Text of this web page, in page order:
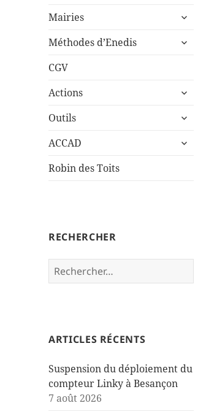
sous-
Mairies
ouvrir
sous-
Méthodes d’Enedis
ouvrir
CGV
Actions
ouvrir
sous-
Outils
ouvrir
sous-
ACCAD
ouvrir
Robin des Toits
RECHERCHER
Rechercher :
ARTICLES RÉCENTS
Suspension du déploiement du
compteur Linky à Besançon
7 août 2026